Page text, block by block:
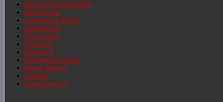
Übersicht Sportangebot
Übungsleiter
Jonglieren & Einrad
Schwarzlicht
Showgruppe
Fit Dance
RückenFit
Seniorengymnastik
Nordic Walking
Lauftreff
Sportabzeichen